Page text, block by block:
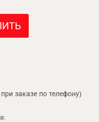
заказе по телефону)